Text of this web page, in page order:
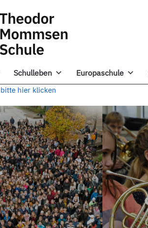
Schulleben Europaschule
bitte hier klicken